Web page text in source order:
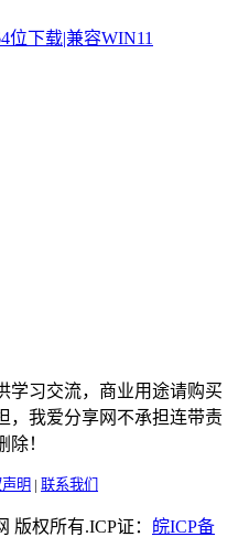
位下载|兼容WIN11
学习交流，商业用途请购买
，我爱分享网不承担连带责
！
明 | 联系我们
版权所有.ICP证： 皖ICP备